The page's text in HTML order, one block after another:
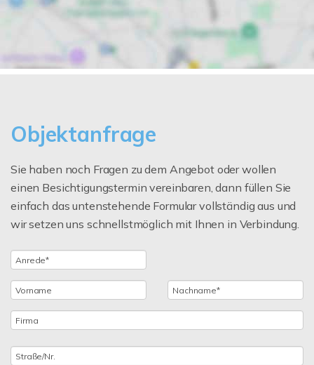
Objektanfrage
Sie haben noch Fragen zu dem Angebot oder wollen
einen Besichtigungstermin vereinbaren, dann füllen Sie
einfach das untenstehende Formular vollständig aus und
wir setzen uns schnellstmöglich mit Ihnen in Verbindung.